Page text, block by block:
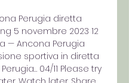
Perugia diretta
5 novembre 2023 12
— Ancona Perugia
sportiva in diretta
04/11 Please try